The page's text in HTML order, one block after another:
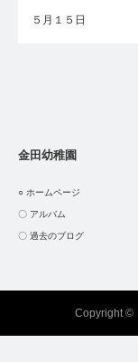
５月１５日
金田幼稚園
○ ホームページ
〇 アルバム
〇 過去のブログ
Copyright ©